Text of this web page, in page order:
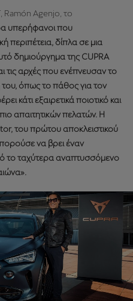
Ramón Agenjo, το
υπερήφανοι που
περιπέτεια, δίπλα σε μια
δημιούργημα της CUPRA
τις αρχές που ενέπνευσαν το
όπως το πάθος για τον
κάτι εξαιρετικά ποιοτικό και
απαιτητικών πελατών. Η
του πρώτου αποκλειστικού
να βρει έναν
το ταχύτερα αναπτυσσόμενο